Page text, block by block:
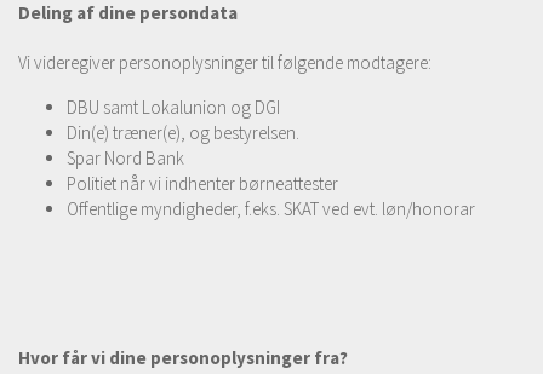
Deling af dine persondata
Vi videregiver personoplysninger til følgende modtagere:
DBU samt Lokalunion og DGI
Din(e) træner(e), og bestyrelsen.
Spar Nord Bank
Politiet når vi indhenter børneattester
Offentlige myndigheder, f.eks. SKAT ved evt. løn/honorar
Hvor får vi dine personoplysninger fra?